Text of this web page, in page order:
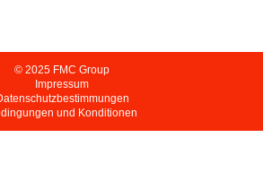
© 2025 FMC Group
Impressum
und Konditionen